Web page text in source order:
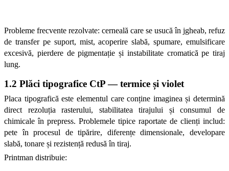
Probleme frecvente rezolvate: cerneală care se usucă în jgheab, refuz
de transfer pe suport, mist, acoperire slabă, spumare, emulsificare
excesivă, pierdere de pigmentație și instabilitate cromatică pe tiraj
lung.
1.2 Plăci tipografice CtP — termice și violet
Placa tipografică este elementul care conține imaginea și determină
direct rezoluția rasterului, stabilitatea tirajului și consumul de
chimicale în prepress. Problemele tipice raportate de clienți includ:
pete în procesul de tipărire, diferențe dimensionale, developare
slabă, tonare și rezistență redusă în tiraj.
Printman distribuie: